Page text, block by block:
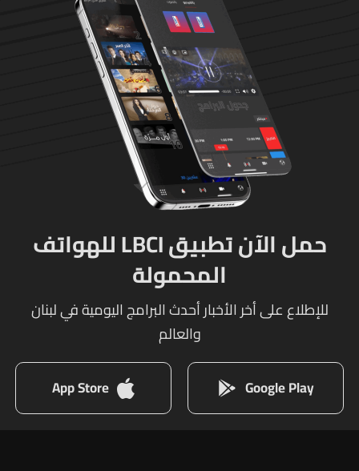
حمل الآن تطبيق LBCI للهواتف
المحمولة
للإطلاع على أخر الأخبار أحدث البرامج اليومية في لبنان
والعالم
Google Play
App Store